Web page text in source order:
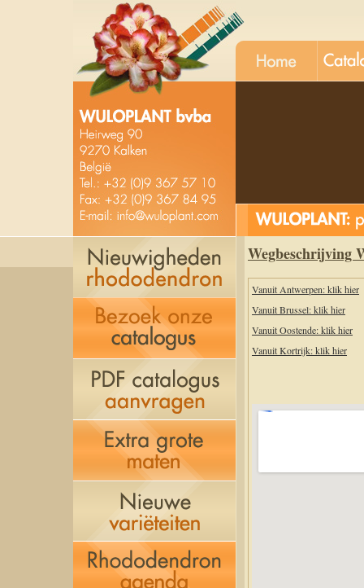
Wegbeschrijving
Vanuit Antwerpen: klik hier
Vanuit Brussel: klik hier
Vanuit Oostende: klik hier
Vanuit Kortrijk: klik hier